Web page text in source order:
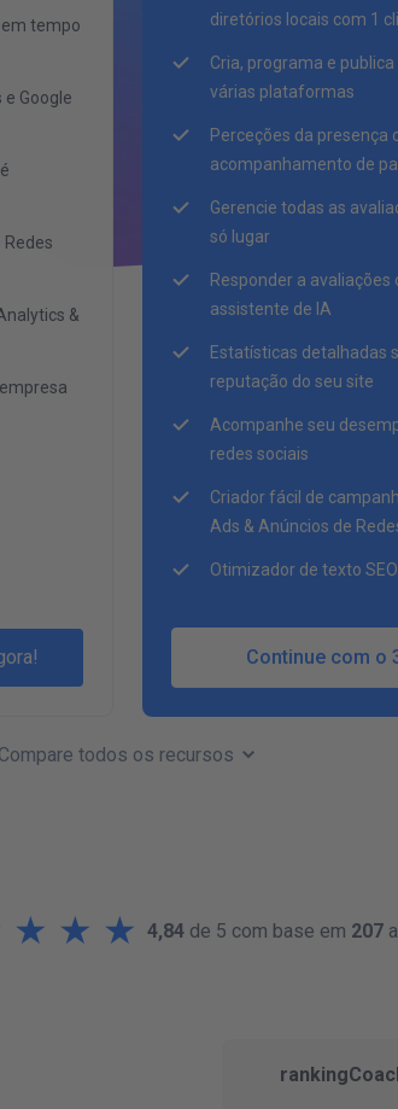
tempo
Google
&
diretórios locais com 1
Cria, programa e
várias plataformas
Perceções da presença
acompanhamento de
Gerencie todas as
só lugar
Responder a avaliações
assistente de IA
Estatísticas detalhadas
reputação do seu site
Acompanhe seu
redes sociais
Criador fácil de
Ads & Anúncios de
Otimizador de texto
Continue com o
Compare todos os recursos
★ ★ ★ 4,84 de 5 com base em 207